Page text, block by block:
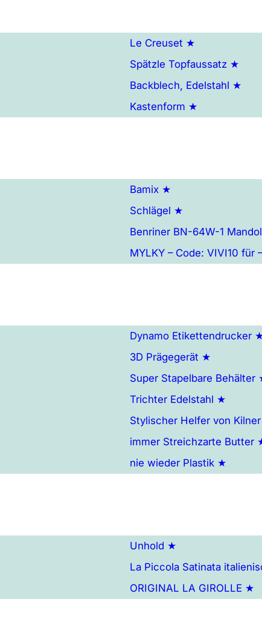
Le Creuset ★
Spätzle Topfaussatz ★
Backblech, Edelstahl ★
Kastenform ★
Bamix ★
Schlägel ★
Benriner BN-64W-1
MYLKY – Code: VIVI10 für
Dynamo Etikettendrucker
3D Prägegerät ★
Super Stapelbare Behälter
Trichter Edelstahl ★
Stylischer Helfer von
immer Streichzarte Butter
nie wieder Plastik ★
Unhold ★
La Piccola Satinata
ORIGINAL LA GIROLLE ★